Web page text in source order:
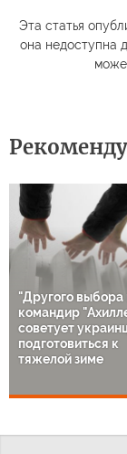
Эта статья
она недоступна
"Другого выбора
командир
советует
подготовиться к
тяжелой зиме